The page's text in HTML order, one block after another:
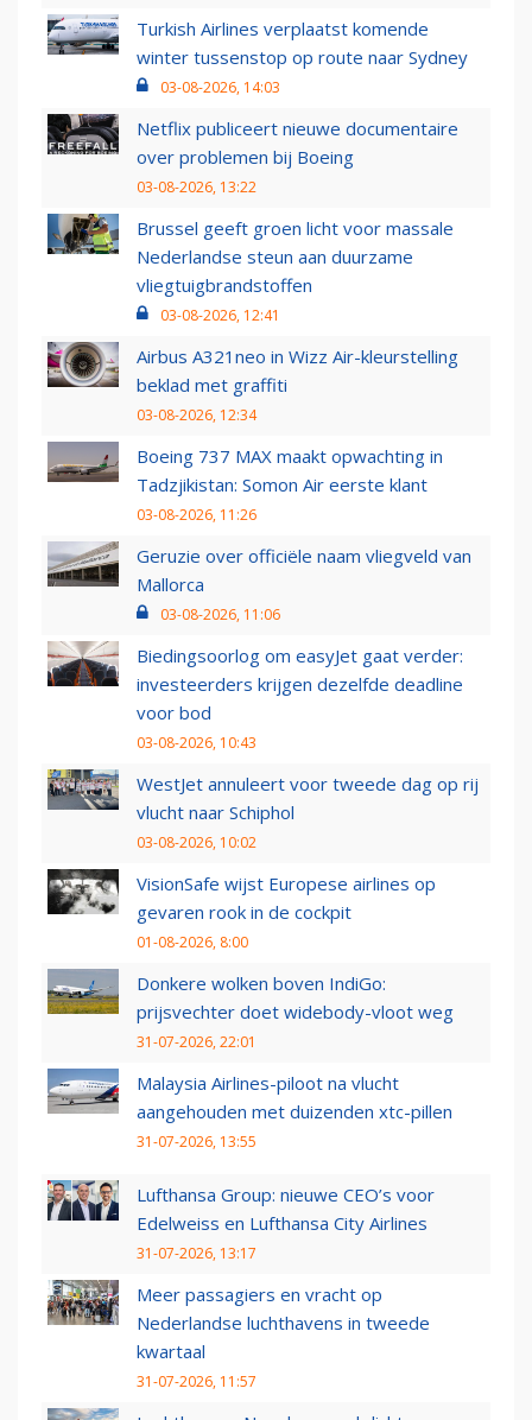
Turkish Airlines verplaatst komende
winter tussenstop op route naar Sydney
03-08-2026, 14:03
Netflix publiceert nieuwe documentaire
over problemen bij Boeing
03-08-2026, 13:22
Brussel geeft groen licht voor massale
Nederlandse steun aan duurzame
vliegtuigbrandstoffen
03-08-2026, 12:41
Airbus A321neo in Wizz Air-kleurstelling
beklad met graffiti
03-08-2026, 12:34
Boeing 737 MAX maakt opwachting in
Tadzjikistan: Somon Air eerste klant
03-08-2026, 11:26
Geruzie over officiële naam vliegveld van
Mallorca
03-08-2026, 11:06
Biedingsoorlog om easyJet gaat verder:
investeerders krijgen dezelfde deadline
voor bod
03-08-2026, 10:43
WestJet annuleert voor tweede dag op rij
vlucht naar Schiphol
03-08-2026, 10:02
VisionSafe wijst Europese airlines op
gevaren rook in de cockpit
01-08-2026, 8:00
Donkere wolken boven IndiGo:
prijsvechter doet widebody-vloot weg
31-07-2026, 22:01
Malaysia Airlines-piloot na vlucht
aangehouden met duizenden xtc-pillen
31-07-2026, 13:55
Lufthansa Group: nieuwe CEO’s voor
Edelweiss en Lufthansa City Airlines
31-07-2026, 13:17
Meer passagiers en vracht op
Nederlandse luchthavens in tweede
kwartaal
31-07-2026, 11:57